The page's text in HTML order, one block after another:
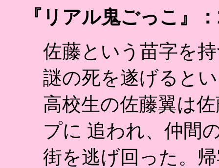
『リアル鬼ごっこ』
佐藤という苗字を
謎の死を遂げると
高校生の佐藤翼は
プに 追われ、仲間
街を逃げ回った。